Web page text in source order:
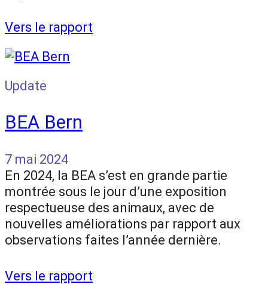
Vers le rapport
Update
BEA Bern
7 mai 2024
En 2024, la BEA s’est en grande partie
montrée sous le jour d’une exposition
respectueuse des animaux, avec de
nouvelles améliorations par rapport aux
observations faites l’année dernière.
Vers le rapport